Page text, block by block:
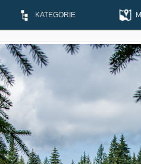
KATEGORIE